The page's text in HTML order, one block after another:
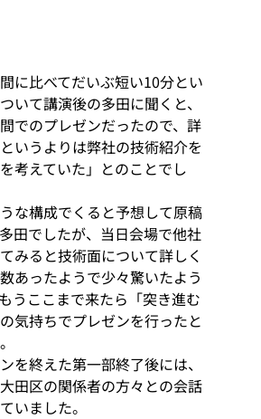
に比べてだいぶ短い10分とい
いて講演後の多田に聞くと、
間でのプレゼンだったので、詳
いうよりは弊社の技術紹介を
考えていた」とのことでし
な構成でくると予想して原稿
田でしたが、 当日会場で他社
みると技術面について詳しく
あったようで少々驚いたよう
うここまで来たら「突き進む
気持ちでプレゼンを行ったと
を終えた第一部終了後には、
田区の関係者の方々との会話
いました。